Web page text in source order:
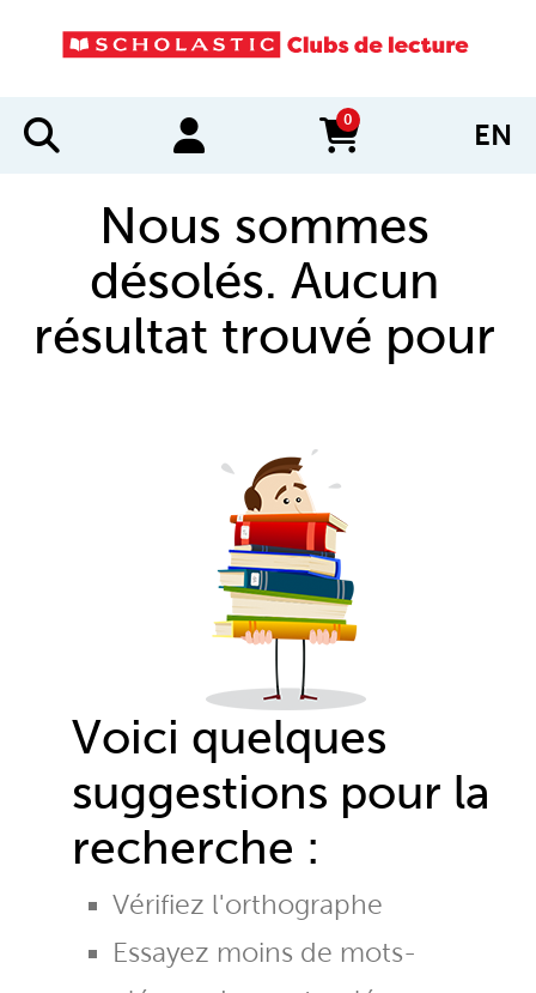
0
items in cart EN
Nous sommes
désolés. Aucun
résultat trouvé pour
Voici quelques
suggestions pour la
recherche :
Vérifiez l'orthographe
Essayez moins de mots-